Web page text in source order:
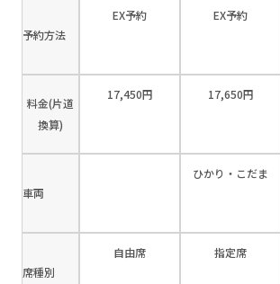
予約方法
EX予約 EX予約
料金(片道
換算)
17,450円 17,650円
車両
ひかり・こだま
席種別
自由席 指定席